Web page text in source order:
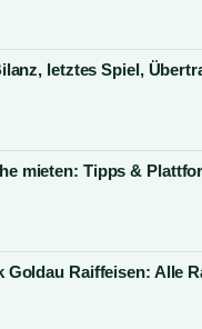
letztes Spiel,
mieten: Tipps &
Raiffeisen: Alle